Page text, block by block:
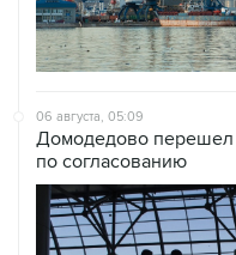
06 августа, 05:09
Домодедово перешел
по согласованию